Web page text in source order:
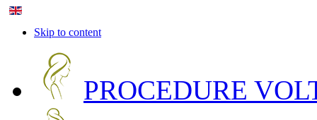
Skip to content
PROCEDURE